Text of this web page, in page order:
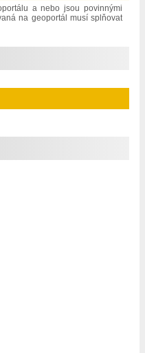
a nebo jsou povinnými
na geoportál musí splňovat